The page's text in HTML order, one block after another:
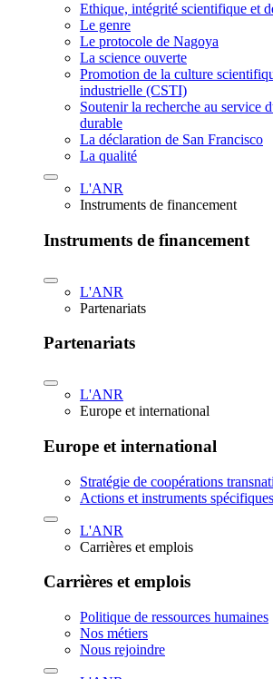
Ethique, intégrité scientifique et
Le genre
Le protocole de Nagoya
La science ouverte
Promotion de la culture
industrielle (CSTI)
Soutenir la recherche au service
durable
La déclaration de San Francisco
La qualité
L'ANR
Instruments de financement
Instruments de financement
L'ANR
Partenariats
Partenariats
L'ANR
Europe et international
Europe et international
Stratégie de coopérations
Actions et instruments spécifiques
L'ANR
Carrières et emplois
Carrières et emplois
Politique de ressources humaines
Nos métiers
Nous rejoindre